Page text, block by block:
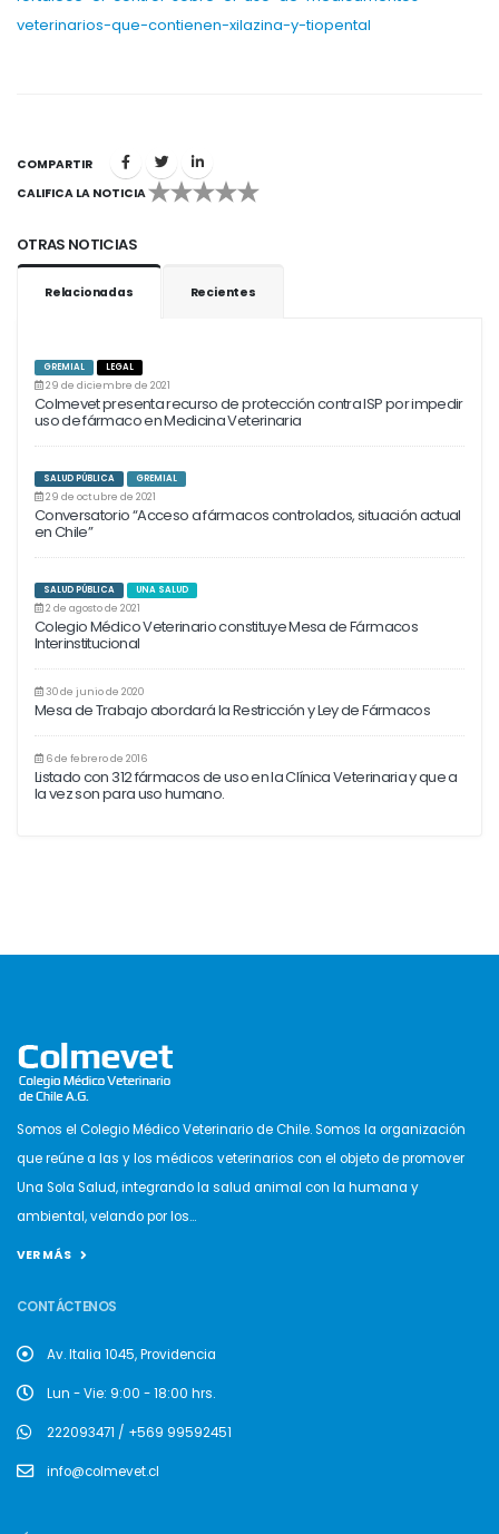
veterinarios-que-contienen-xilazina-y-tiopental
COMPARTIR
CALIFICA LA NOTICIA
1 2 3 4 5
OTRAS NOTICIAS
Relacionadas Recientes
GREMIAL LEGAL
29 de diciembre de 2021
Colmevet presenta recurso de protección contra ISP por impedir
uso de fármaco en Medicina Veterinaria
SALUD PÚBLICA GREMIAL
29 de octubre de 2021
Conversatorio “Acceso a fármacos controlados, situación actual
en Chile”
SALUD PÚBLICA UNA SALUD
2 de agosto de 2021
Colegio Médico Veterinario constituye Mesa de Fármacos
Interinstitucional
30 de junio de 2020
Mesa de Trabajo abordará la Restricción y Ley de Fármacos
6 de febrero de 2016
Listado con 312 fármacos de uso en la Clínica Veterinaria y que a
la vez son para uso humano.
Somos el Colegio Médico Veterinario de Chile. Somos la organización
que reúne a las y los médicos veterinarios con el objeto de promover
Una Sola Salud, integrando la salud animal con la humana y
ambiental, velando por los...
VER MÁS
CONTÁCTENOS
Av. Italia 1045, Providencia
Lun - Vie: 9:00 - 18:00 hrs.
222093471 / +569 99592451
info@colmevet.cl